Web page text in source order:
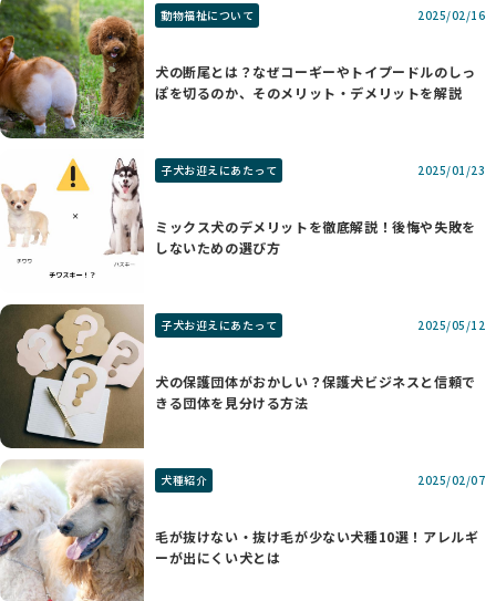
動物福祉について 2025/02/16
犬の断尾とは？なぜコーギーやトイプードルのしっ
ぽを切るのか、そのメリット・デメリットを解説
子犬お迎えにあたって 2025/01/23
ミックス犬のデメリットを徹底解説！後悔や失敗を
しないための選び方
子犬お迎えにあたって 2025/05/12
犬の保護団体がおかしい？保護犬ビジネスと信頼で
きる団体を見分ける方法
犬種紹介 2025/02/07
毛が抜けない・抜け毛が少ない犬種10選！アレルギ
ーが出にくい犬とは